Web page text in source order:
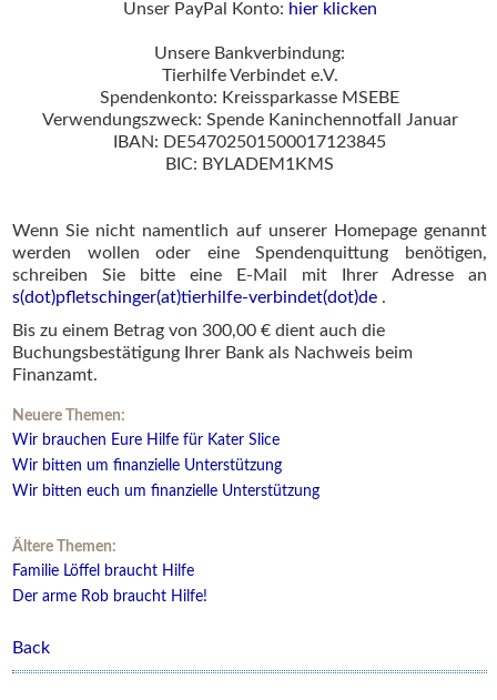
Unser PayPal Konto: hier klicken
Unsere Bankverbindung:
Tierhilfe Verbindet e.V.
Spendenkonto: Kreissparkasse MSEBE
Verwendungszweck: Spende Kaninchennotfall Januar
IBAN: DE54702501500017123845
BIC: BYLADEM1KMS
Wenn Sie nicht namentlich auf unserer Homepage genannt
werden wollen oder eine Spendenquittung benötigen,
schreiben Sie bitte eine E-Mail mit Ihrer Adresse an
s(dot)pfletschinger(at)tierhilfe-verbindet(dot)de .
Bis zu einem Betrag von 300,00 € dient auch die
Buchungsbestätigung Ihrer Bank als Nachweis beim
Finanzamt.
Neuere Themen:
Wir brauchen Eure Hilfe für Kater Slice
Wir bitten um finanzielle Unterstützung
Wir bitten euch um finanzielle Unterstützung
Ältere Themen:
Familie Löffel braucht Hilfe
Der arme Rob braucht Hilfe!
Back